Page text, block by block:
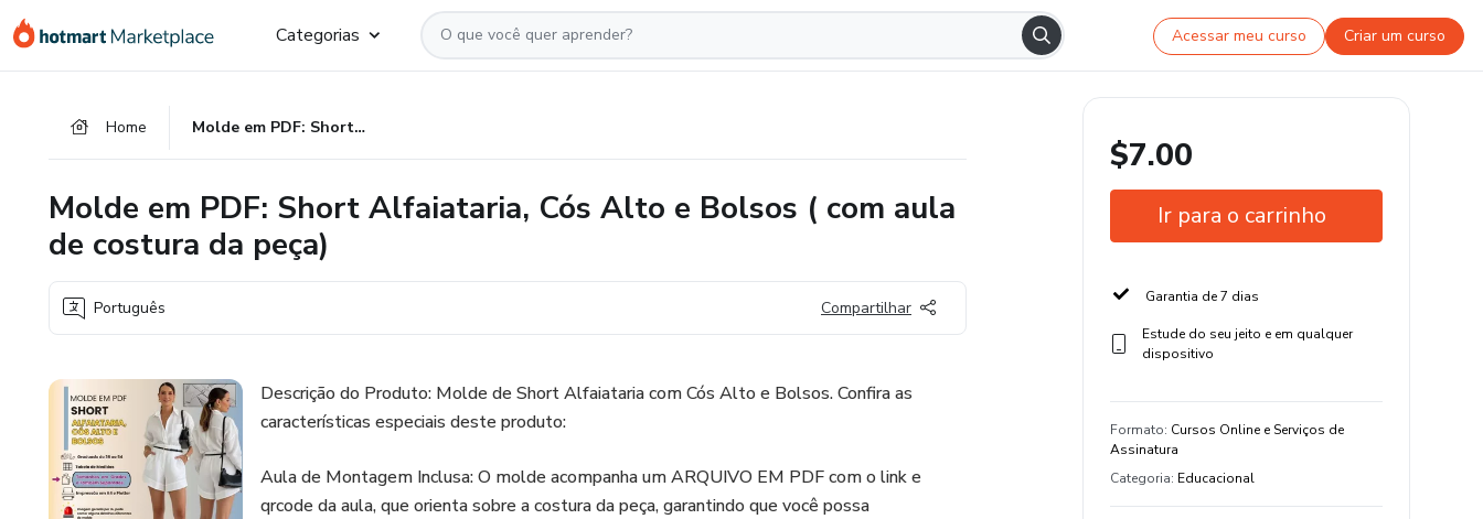
para
para
para
Categorias Acessar meu curso Criar um curso
Home Molde em PDF: Short Alfaiataria, Cós Alto e Bolsos ( com aula de costura da peça)
Molde em PDF: Short Alfaiataria, Cós Alto e Bolsos ( com aula
de costura da peça)
Português Compartilhar
Descrição do Produto: Molde de Short Alfaiataria com Cós Alto e Bolsos. Confira as
características especiais deste produto:
Aula de Montagem Inclusa: O molde acompanha um ARQUIVO EM PDF com o link e
qrcode da aula, que orienta sobre a costura da peça, garantindo que você possa
$7.00
Ir para o carrinho
Garantia de 7 dias
Estude do seu jeito e em qualquer
dispositivo
Formato: Cursos Online e Serviços de
Assinatura
Categoria: Educacional